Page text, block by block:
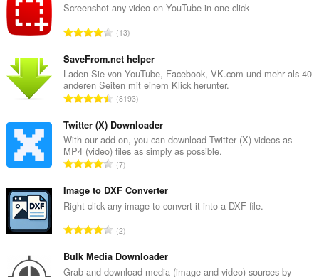
Screenshot any video on YouTube in one click
G
s
a
m
t
B
e
w
e
r
t
u
n
e
n
13
SaveFrom.net helper
Laden Sie von YouTube, Facebook, VK.com und mehr als 40
anderen Seiten mit einem Klick herunter.
G
s
a
m
t
B
e
w
e
r
t
8193
Twitter (X) Downloader
With our add-on, you can download Twitter (X) videos as
MP4 (video) files as simply as possible.
G
s
a
t
B
7
Image to DXF Converter
Right-click any image to convert it into a DXF file.
G
s
a
2
Bulk Media Downloader
Grab and download media (image and video) sources by